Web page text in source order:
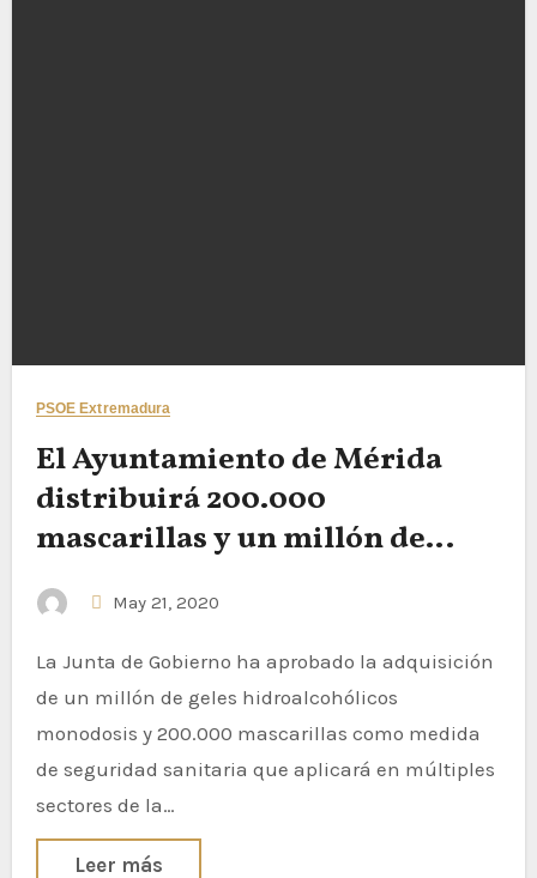
PSOE Extremadura
El Ayuntamiento de Mérida
distribuirá 200.000
mascarillas y un millón de
geles hidroalcohólicos
monodosis
May 21, 2020
La Junta de Gobierno ha aprobado la adquisición
de un millón de geles hidroalcohólicos
monodosis y 200.000 mascarillas como medida
de seguridad sanitaria que aplicará en múltiples
sectores de la…
Leer más